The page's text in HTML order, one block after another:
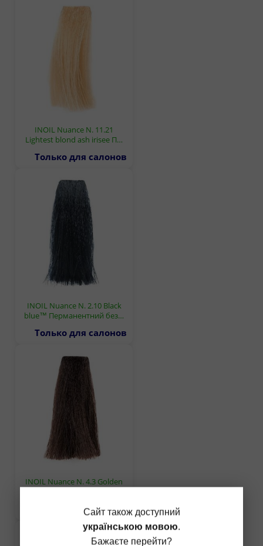
INOIL Nuance N. 11.21
Lightest blond ash irisee П…
Только для салонов
INOIL Nuance N. 2.10 Black
blue™ Перманентний без…
Только для салонов
INOIL Nuance N. 4.3 Golden
Только для салоновСайт також доступний
українською мовою.
Бажаєте перейти?